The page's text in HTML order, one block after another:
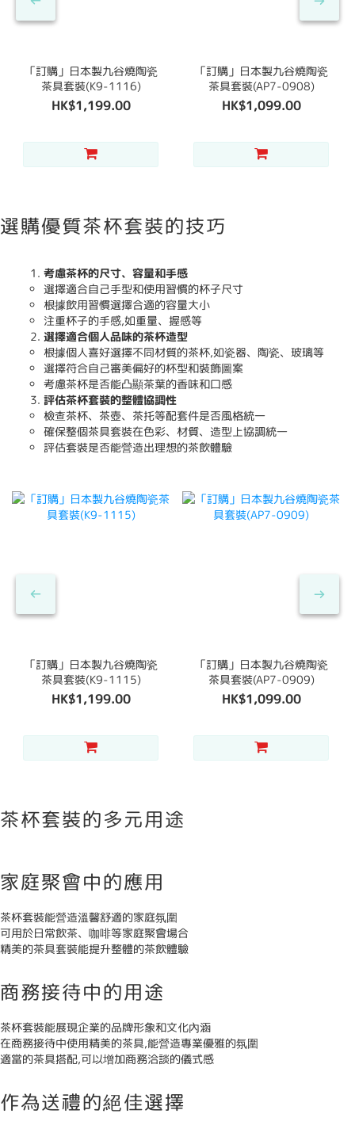
「訂購」日本製九谷燒陶瓷
茶具套裝(K9-1116)
HK$1,199.00
「訂購」日本製九谷燒陶瓷
茶具套裝(AP7-0908)
HK$1,099.00
選購優質茶杯套裝的技巧
考慮茶杯的尺寸、容量和手感
選擇適合自己手型和使用習慣的杯子尺寸
根據飲用習慣選擇合適的容量大小
注重杯子的手感,如重量、握感等
選擇適合個人品味的茶杯造型
根據個人喜好選擇不同材質的茶杯,如瓷器、陶瓷、玻璃等
選擇符合自己審美偏好的杯型和裝飾圖案
考慮茶杯是否能凸顯茶葉的香味和口感
評估茶杯套裝的整體協調性
檢查茶杯、茶壺、茶托等配套件是否風格統一
確保整個茶具套裝在色彩、材質、造型上協調統一
評估套裝是否能營造出理想的茶飲體驗
「訂購」日本製九谷燒陶瓷
茶具套裝(K9-1115)
HK$1,199.00
「訂購」日本製九谷燒陶瓷
茶具套裝(AP7-0909)
HK$1,099.00
茶杯套裝的多元用途
家庭聚會中的應用
茶杯套裝能營造溫馨舒適的家庭氛圍
可用於日常飲茶、咖啡等家庭聚會場合
精美的茶具套裝能提升整體的茶飲體驗
商務接待中的用途
茶杯套裝能展現企業的品牌形象和文化內涵
在商務接待中使用精美的茶具,能營造專業優雅的氛圍
適當的茶具搭配,可以增加商務洽談的儀式感
作為送禮的絕佳選擇